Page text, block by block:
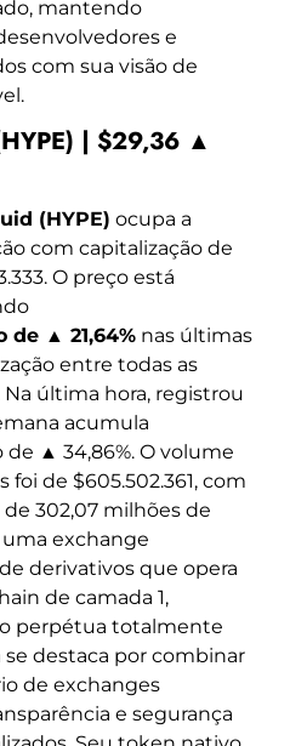
mantendo
e
com sua visão de
| $29,36 ▲
(HYPE) ocupa a
com capitalização de
O preço está
de ▲ 21,64% nas últimas
entre todas as
última hora, registrou
acumula
▲ 34,86%. O volume
de $605.502.361, com
302,07 milhões de
uma exchange
derivativos que opera
de camada 1,
perpétua totalmente
destaca por combinar
de exchanges
e segurança